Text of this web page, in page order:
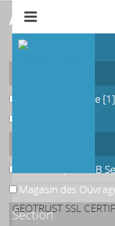
GEOTRUST SSL
affiner ou
Bibliothéconomie
Bibliothéconomie [1]
philosophie
Bibliothèque PMB
Bibliothèque PMB
Magasin des Ouvrages
Magasin des
Section